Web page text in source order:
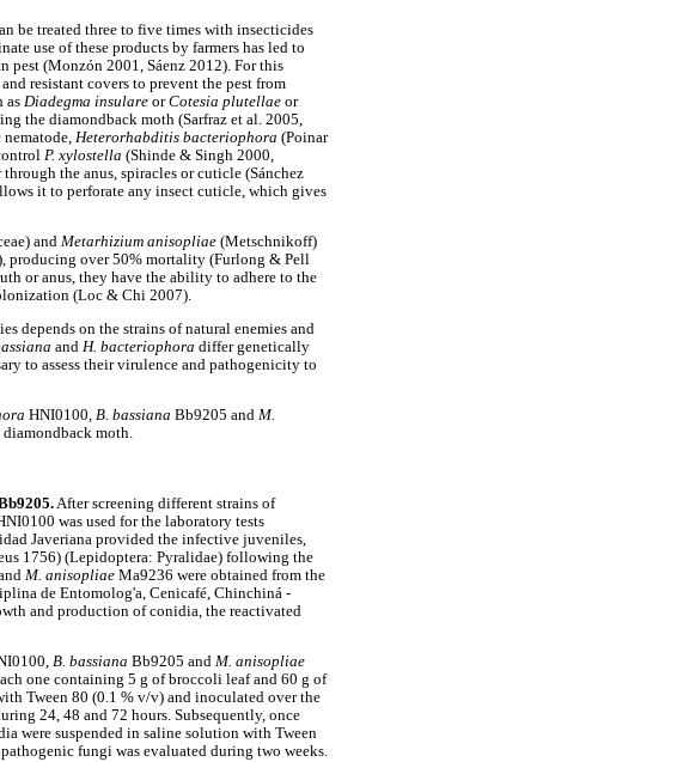
be treated three to five times with insecticides
use of these products by farmers has led to
pest (Monzón 2001, Sáenz 2012). For this
resistant covers to prevent the pest from
as Diadegma insulare orCotesia plutellae or
the diamondback moth (Sarfraz et al. 2005,
Heterorhabditis bacteriophora (Poinar
P. xylostella (Shinde & Singh 2000,
the anus, spiracles or cuticle (Sánchez
it to perforate any insect cuticle, which gives
and Metarhizium anisopliae (Metschnikoff)
producing over 50% mortality (Furlong & Pell
or anus, they have the ability to adhere to the
(Loc & Chi 2007).
depends on the strains of natural enemies and
and H. bacteriophora differ genetically
to assess their virulence and pathogenicity to
HNI0100, B. bassiana Bb9205 and M.
moth.
After screening different strains of
was used for the laboratory tests
Javeriana provided the infective juveniles,
1756) (Lepidoptera: Pyralidae) following the
M. anisopliae Ma9236 were obtained from the
de Entomolog'a, Cenicafé, Chinchiná -
and production of conidia, the reactivated
B. bassiana Bb9205 and M. anisopliae
one containing 5 g of broccoli leaf and 60 g of
Tween 80 (0.1 % v/v) and inoculated over the
24, 48 and 72 hours. Subsequently, once
were suspended in saline solution with Tween
fungi was evaluated during two weeks.